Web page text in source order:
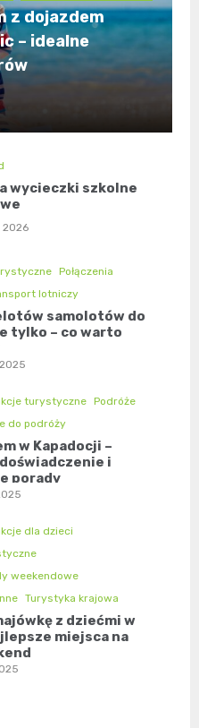
z dojazdem
– idealne
wycieczki szkolne
2026
Połączenia
lotniczy
samolotów do
tylko – co warto
turystyczne Podróże
do podróży
w Kapadocji –
i
porady
dla dzieci
weekendowe
Turystyka krajowa
z dziećmi w
miejsca na